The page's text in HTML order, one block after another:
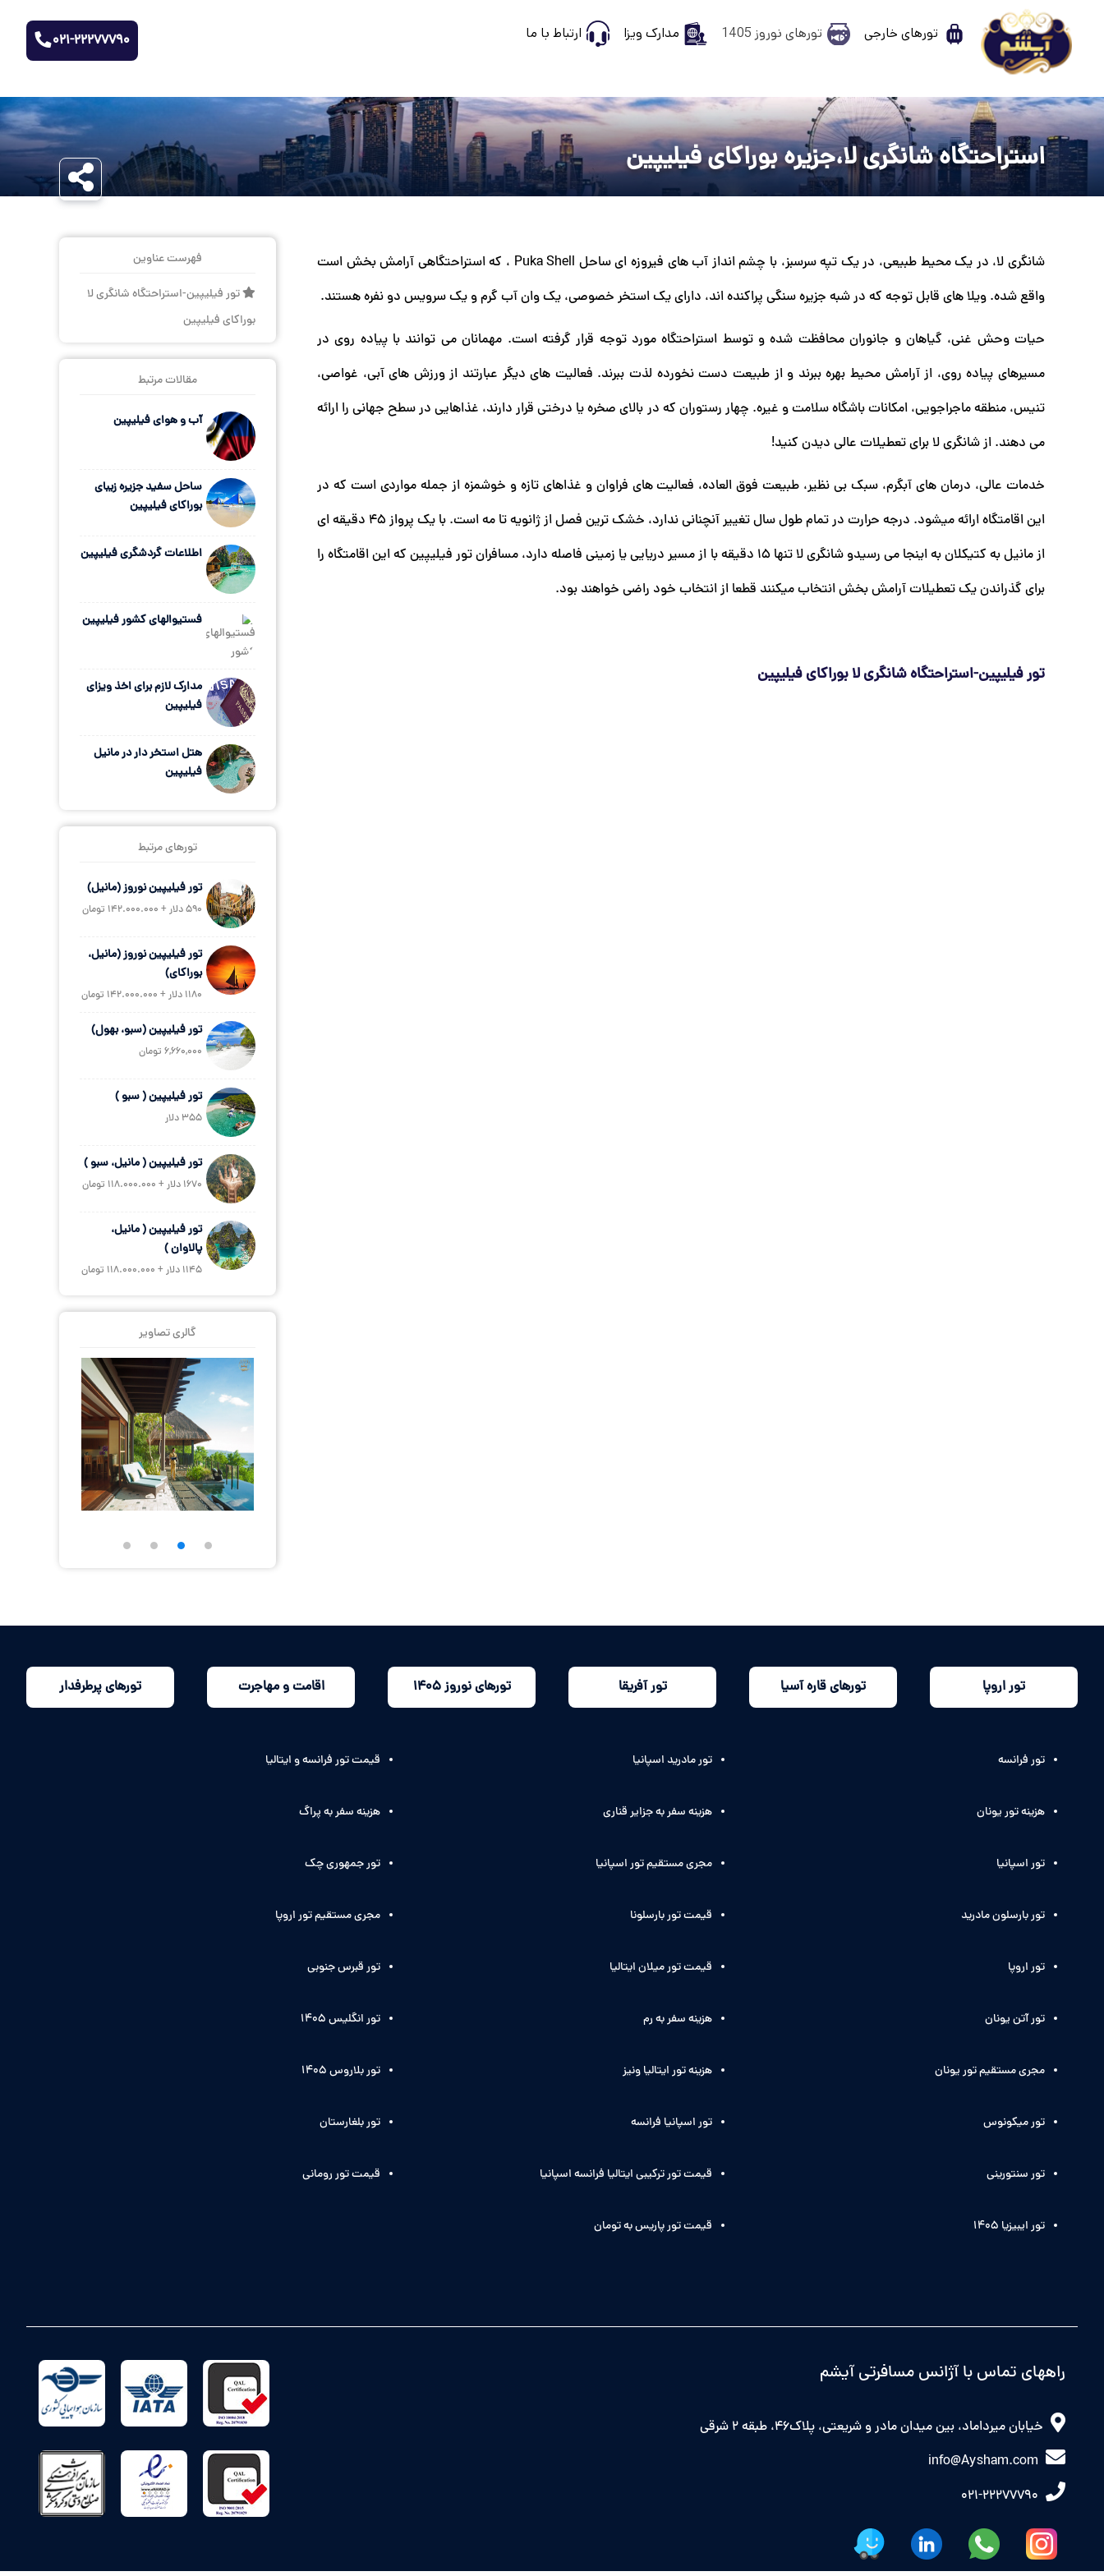
تورهای خارجی تورهای نوروز 1405 مدارک ویزا ارتباط با ما 021-22277790
استراحتگاه شانگری لا،جزیره بوراکای فیلیپین
شانگری لا، در یک محیط طبیعی، در یک تپه سرسبز، با چشم انداز آب های فیروزه ای ساحل Puka Shell ، که استراحتگاهی آرامش بخش است
واقع شده. ویلا های قابل توجه که در شبه جزیره سنگی پراکنده اند، دارای یک استخر خصوصی، یک وان آب گرم و یک سرویس دو نفره هستند.
حیات وحش غنی، گیاهان و جانوران محافظت شده و توسط استراحتگاه مورد توجه قرار گرفته است. مهمانان می توانند با پیاده روی در
مسیرهای پیاده روی، از آرامش محیط بهره ببرند و از طبیعت دست نخورده لذت ببرند. فعالیت های دیگر عبارتند از ورزش های آبی، غواصی،
تنیس، منطقه ماجراجویی، امکانات باشگاه سلامت و غیره. چهار رستوران که در بالای صخره یا درختی قرار دارند، غذاهایی در سطح جهانی را ارائه
می دهند. از شانگری لا برای تعطیلات عالی دیدن کنید!
خدمات عالی، درمان های آبگرم، سبک بی نظیر، طبیعت فوق العاده، فعالیت های فراوان و غذاهای تازه و خوشمزه از جمله مواردی است که در
این اقامتگاه ارائه میشود. درجه حرارت در تمام طول سال تغییر آنچنانی ندارد، خشک ترین فصل از ژانویه تا مه است. با یک پرواز 45 دقیقه ای
از مانیل به کتیکلان به اینجا می رسیدو شانگری لا تنها 15 دقیقه با از مسیر دریایی یا زمینی فاصله دارد، مسافران تور فیلیپین که این اقامتگاه را
برای گذراندن یک تعطیلات آرامش بخش انتخاب میکنند قطعا از انتخاب خود راضی خواهند بود.
تور فیلیپین-استراحتگاه شانگری لا بوراکای فیلیپین
فهرست عناوین
تور فیلیپین-استراحتگاه شانگری لا
بوراکای فیلیپین
مقالات مرتبط
آب و هوای فیلیپین
ساحل سفید جزیره زیبای
بوراکای فیلیپین
اطلاعات گردشگری فیلیپین
فستیوالهای کشور فیلیپین
مدارک لازم برای اخذ ویزای
فیلیپین
هتل استخر دار در مانیل
فیلیپین
تورهای مرتبط
تور فیلیپین نوروز (مانیل)
590 دلار + 142.000.000 تومان
تور فیلیپین نوروز (مانیل،
بوراکای)
1180 دلار + 142.000.000 تومان
تور فیلیپین (سبو، بهول)
6,660,000 تومان
تور فیلیپین ( سبو )
355 دلار
تور فیلیپین ( مانیل، سبو )
1670 دلار + 118.000.000 تومان
تور فیلیپین ( مانیل،
پالاوان )
1145 دلار + 118.000.000 تومان
گالری تصاویر
تور اروپا تورهای قاره آسیا تور آفریقا تورهای نوروز 1405 اقامت و مهاجرت تورهای پرطرفدار
تور فرانسه
هزینه تور یونان
تور اسپانیا
تور بارسلون مادرید
تور اروپا
تور آتن یونان
مجری مستقیم تور یونان
تور میکونوس
تور سنتورینی
تور ایبیزیا 1405
تور مادرید اسپانیا
هزینه سفر به جزایر قناری
مجری مستقیم تور اسپانیا
قیمت تور بارسلونا
قیمت تور میلان ایتالیا
هزینه سفر به رم
هزینه تور ایتالیا ونیز
تور اسپانیا فرانسه
قیمت تور ترکیبی ایتالیا فرانسه اسپانیا
قیمت تور پاریس به تومان
قیمت تور فرانسه و ایتالیا
هزینه سفر به پراگ
تور جمهوری چک
مجری مستقیم تور اروپا
تور قبرس جنوبی
تور انگلیس ۱۴۰5
تور بلاروس 1405
تور بلغارستان
قیمت تور رومانی
راههای تماس با آژانس مسافرتی آیشم
خیابان میرداماد، بین میدان مادر و شریعتی، پلاک46، طبقه 2 شرقی